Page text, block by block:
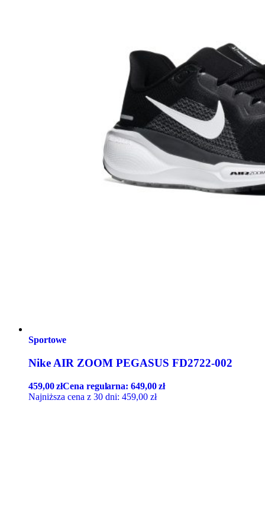
Sportowe
Nike AIR ZOOM PEGASUS FD2722-002
459,00złCena regularna:649,00zł
Najniższa cena z 30 dni: 459,00 zł